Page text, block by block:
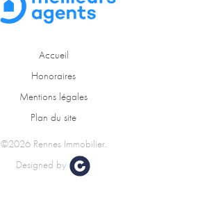
Accueil
Honoraires
Mentions légales
Plan du site
©2026 Rennes Immobilier.
Designed by